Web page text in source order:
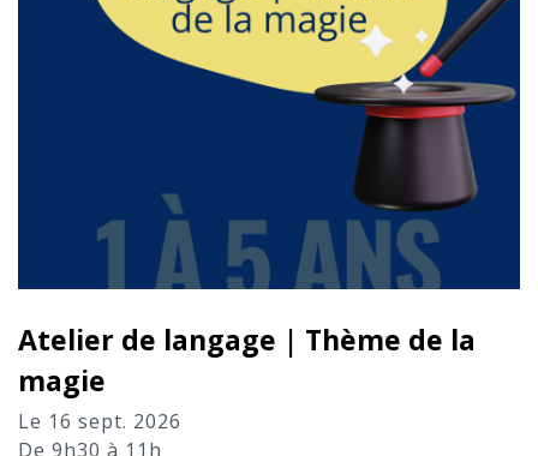
Atelier de langage | Thème de la
magie
Le 16 sept. 2026
De 9h30 à 11h